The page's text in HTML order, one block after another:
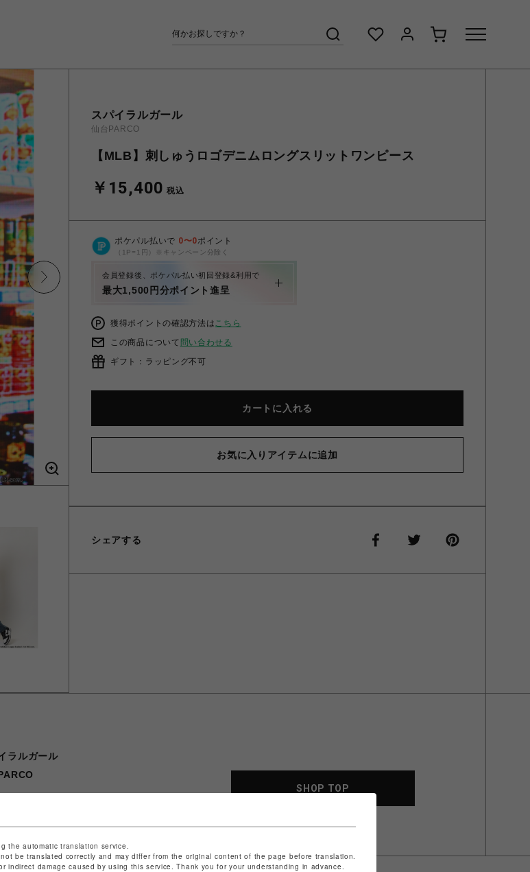
スパイラルガール
仙台PARCO
【MLB】刺しゅうロゴデニムロングスリットワンピース
￥15,400 税込
ポケパル払いで 0〜0ポイント
（1P=1円）※キャンペーン分除く
会員登録後、ポケパル払い初回登録&利用で
最大1,500円分ポイント進呈
獲得ポイントの確認方法はこちら
この商品について 問い合わせる
ギフト：ラッピング不可
カートに入れる
お気に入りアイテムに追加
シェアする
ラルガール
は
SHOP TOP
the automatic translation service.
be translated correctly and may differ from the original content of the page before translation.
indirect damage caused by using this service. Thank you for your understanding in advance.